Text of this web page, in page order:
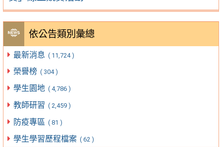
依公告類別彙總
最新消息 ( 11,724 )
榮譽榜 ( 304 )
學生園地 ( 4,786 )
教師研習 ( 2,459 )
防疫專區 ( 81 )
學生學習歷程檔案 ( 62 )